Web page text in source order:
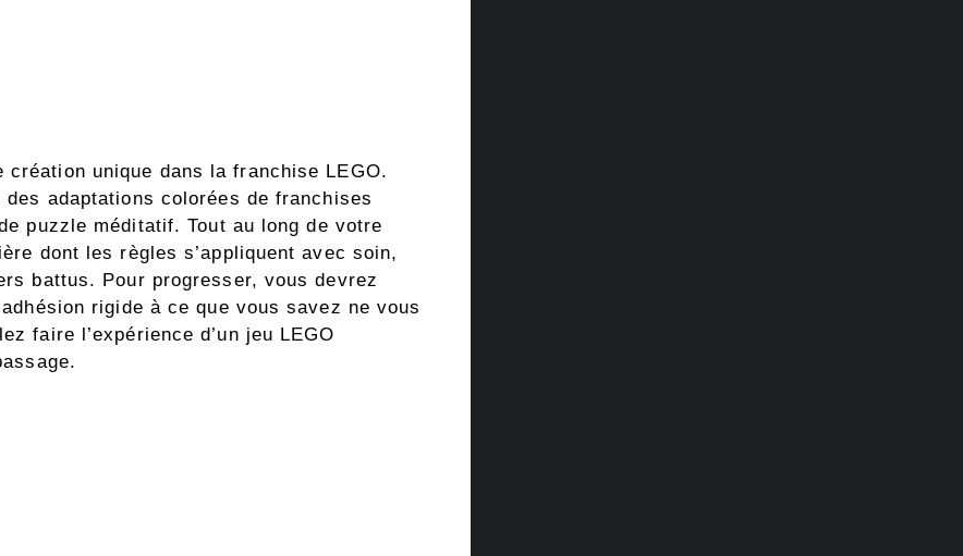
création unique dans la franchise LEGO.
adaptations colorées de franchises
puzzle méditatif. Tout au long de votre
dont les règles s’appliquent avec soin,
battus. Pour progresser, vous devrez
rigide à ce que vous savez ne vous
faire l’expérience d’un jeu LEGO